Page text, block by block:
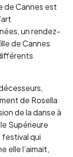
de Cannes est
un rendez-
de Cannes
de Rosella
de la danse à
Supérieure
festival qui
elle l’aimait,